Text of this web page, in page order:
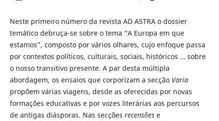
Neste primeiro número da revista AD ASTRA o dossier
temático debruça-se sobre o tema “A Europa em que
estamos”, composto por vários olhares, cujo enfoque passa
por contextos políticos, culturais, sociais, históricos … sobre
o nosso transitivo presente. A par desta múltipla
abordagem, os ensaios que corporizam a secção Varia
propõem várias viagens, desde as oferecidas por novas
formações educativas e por vozes literárias aos percursos
de antigas diásporas. Nas secções recensõese